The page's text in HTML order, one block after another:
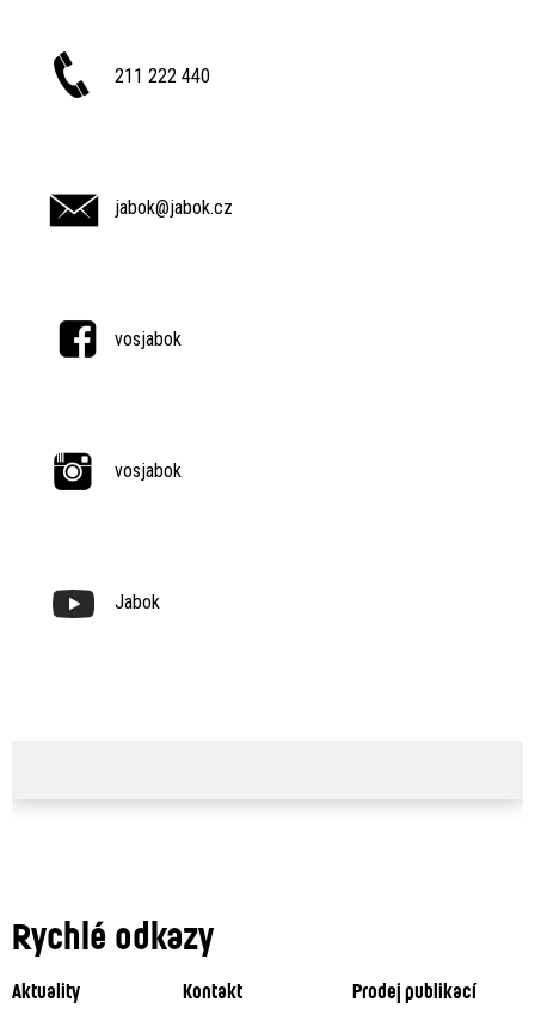
211 222 440
jabok@jabok.cz
vosjabok
vosjabok
Jabok
Rychlé odkazy
Aktuality Kontakt
Prodej publikací